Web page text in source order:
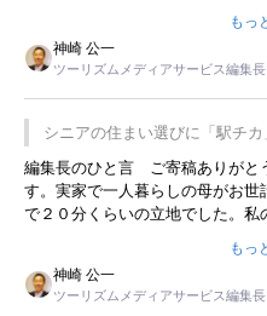
永井 彰一社長にインタビューし
した。プレゼンも巧みで、今で
は、従業員に東京ディズニーラン
の何かを理解してもらっている
プレミアムヨーグルトを販売す
です。永井社長は、駐車場に都
ことに目をつけ、高級商品でも売
事を懐かしく読みました。
もっ
神崎 公一
ツーリズムメディアサービス編集
シニアの住まい選びに「駅チ
暮らし
編集長のひと言 ご寄稿ありがと
す。実家で一人暮らしの母がお
で２０分くらいの立地でした。私
ました。母の住まいから近いと
すが、私と妹にとっては、半日
は、当人だけではなく、世話をす
と思いました。
もっ
神崎 公一
ツーリズムメディアサービス編集